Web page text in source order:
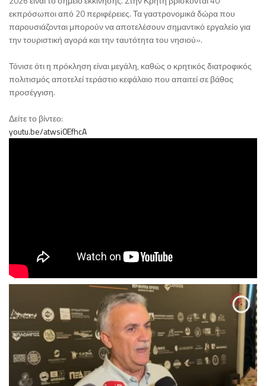
εκπρόσωποι από 20 περιφέρειες. Τα γαστρονομικά δώρα που
παρουσιάζονται μπορούν να αποτελέσουν σημαντικό εργαλείο για
την τουριστική αγορά και την ταυτότητα του νησιού».
Τόνισε ότι η πρόκληση είναι μεγάλη, καθώς ο κρητικός διατροφικός
πολιτισμός αποτελεί τεράστιο κεφάλαιο που απαιτεί σε βάθος
προσέγγιση.
Δείτε το βίντεο:
youtu.be/atwsi0EfhcA